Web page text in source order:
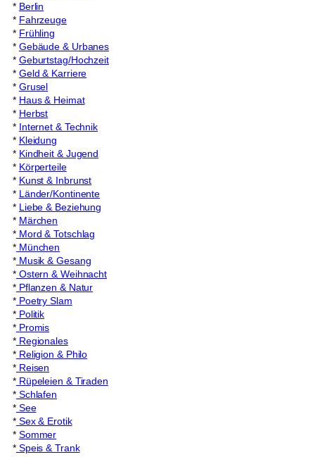
* Berlin
* Fahrzeuge
* Frühling
* Gebäude & Urbanes
* Geburtstag/Hochzeit
* Geld & Karriere
* Grusel
* Haus & Heimat
* Herbst
* Internet & Technik
* Kleidung
* Kindheit & Jugend
* Körperteile
* Kunst & Inbrunst
* Länder/Kontinente
* Liebe & Beziehung
* Märchen
*Mord & Totschlag
*München
*Musik & Gesang
*Ostern & Weihnacht
*Pflanzen & Natur
*Poetry Slam
*Politik
*Promis
*Regionales
*Religion & Philo
*Reisen
*Rüpeleien & Tiraden
*Schlafen
*See
*Sex & Erotik
* Sommer
*Speis & Trank